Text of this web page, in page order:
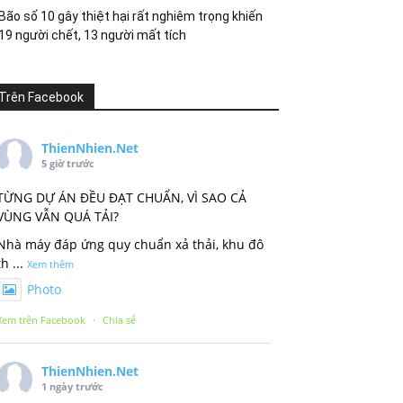
Bão số 10 gây thiệt hại rất nghiêm trọng khiến
19 người chết, 13 người mất tích
Trên Facebook
ThienNhien.Net
5 giờ trước
DỰ ÁN ĐỀU ĐẠT CHUẨN, VÌ SAO CẢ
VẪN QUÁ TẢI?
máy đáp ứng quy chuẩn xả thải, khu đô
... Xem thêm
Photo
trên Facebook · Chia sẻ
ThienNhien.Net
1 ngày trước